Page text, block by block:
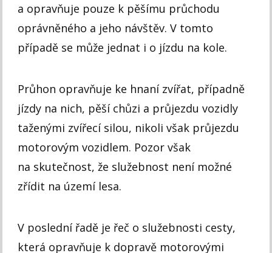
a opravňuje pouze k pěšímu průchodu
oprávněného a jeho návštěv. V tomto
případě se může jednat i o jízdu na kole.
Průhon opravňuje ke hnaní zvířat, případně
jízdy na nich, pěší chůzi a průjezdu vozidly
taženými zvířecí silou, nikoli však průjezdu
motorovým vozidlem. Pozor však
na skutečnost, že služebnost není možné
zřídit na území lesa.
V poslední řadě je řeč o služebnosti cesty,
která opravňuje k dopravě motorovými